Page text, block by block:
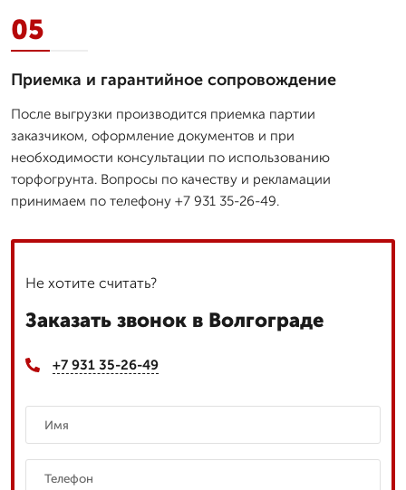
05
Приемка и гарантийное сопровождение
После выгрузки производится приемка партии
заказчиком, оформление документов и при
необходимости консультации по использованию
торфогрунта. Вопросы по качеству и рекламации
принимаем по телефону +7 931 35-26-49.
Не хотите считать?
Заказать звонок в Волгограде
+7 931 35-26-49